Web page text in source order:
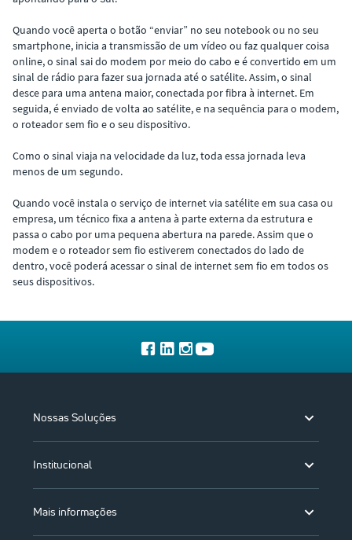
Quando você aperta o botão “enviar” no seu notebook ou no seu
smartphone, inicia a transmissão de um vídeo ou faz qualquer coisa
online, o sinal sai do modem por meio do cabo e é convertido em um
sinal de rádio para fazer sua jornada até o satélite. Assim, o sinal
desce para uma antena maior, conectada por fibra à internet. Em
seguida, é enviado de volta ao satélite, e na sequência para o modem,
o roteador sem fio e o seu dispositivo.
Como o sinal viaja na velocidade da luz, toda essa jornada leva
menos de um segundo.
Quando você instala o serviço de internet via satélite em sua casa ou
empresa, um técnico fixa a antena à parte externa da estrutura e
passa o cabo por uma pequena abertura na parede. Assim que o
modem e o roteador sem fio estiverem conectados do lado de
dentro, você poderá acessar o sinal de internet sem fio em todos os
seus dispositivos.
Nossas Soluções
Institucional
Mais informações